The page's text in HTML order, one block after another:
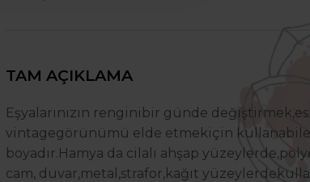
TAM AÇIKLAMA
Eşyalarınızın rengini bir günde değiştirmek,
vintagegörünümü elde etmekiçin
boyadır.Hamya da cilalı ahşap yüzeylerde,
cam, duvar,metal,strafor,kağıt yüzeylerde